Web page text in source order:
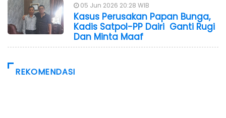
05 Jun 2026 20:28 WIB
Kasus Perusakan Papan Bunga,
Kadis Satpol-PP Dairi Ganti Rugi
Dan Minta Maaf
REKOMENDASI